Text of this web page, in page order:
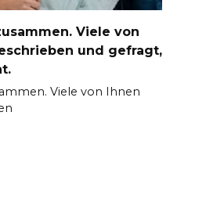
Viele von
und gefragt,
Viele von Ihnen